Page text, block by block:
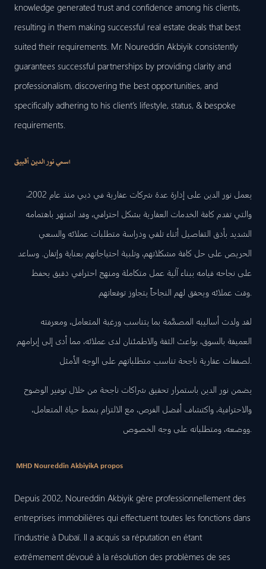
knowledge generated trust and confidence among his clients,
resulting in them making successful real estate deals that best
suited their requirements. Mr. Noureddin Akbiyik consistently
guarantees successful partnerships by providing clarity and
professionalism, discovering the best opportunities, and
specifically adhering to his client’s lifestyle, status, & bespoke
requirements.
اسمي نور الدين أقبيق
يعمل نور الدين على إدارة عدة شركات عقارية في دبي منذ عام 2002،
والتي تقدم كافة الخدمات العقارية بشكل احترافي، وقد اشتهر باهتمامه
الشديد بأدق التفاصيل أثناء تلقي ودراسة متطلبات عملائه والسعي
الحريص على حل كافة مشكلاتهم، وتلبية احتياجاتهم بعناية وإتقان. وساعد
على نجاحه قيامه ببناء آلية عمل متكاملة ومنهج احترافي دقيق يحفظ
لقد ولدت أساليبه المصمَّمة بما يتناسب ورغبة المتعامل، ومعرفته
العميقة بالسوق، بواعث الثقة والاطمئنان لدى عملائه، مما أدى إلى إبرامهم
يضمن نور الدين باستمرار تحقيق شراكات ناجحة من خلال توفير الوضوح
والاحترافية، واكتشاف أفضل الفرص، مع الالتزام بنمط حياة المتعامل،
MHD Noureddin AkbiyikA propos
Depuis 2002, Noureddin Akbiyik gère professionnellement des
entreprises immobilières qui effectuent toutes les fonctions dans
l’industrie à Dubaï. Il a acquis sa réputation en étant
extrêmement dévoué à la résolution des problèmes de ses